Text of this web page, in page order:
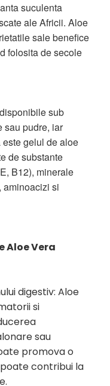
suculenta
ale Africii. Aloe
sale benefice
folosita de secole
sub
sau pudre, iar
gelul de aloe
de substante
B12), minerale
aminoacizi si
Aloe Vera
digestiv: Aloe
si
sau
promova o
contribui la